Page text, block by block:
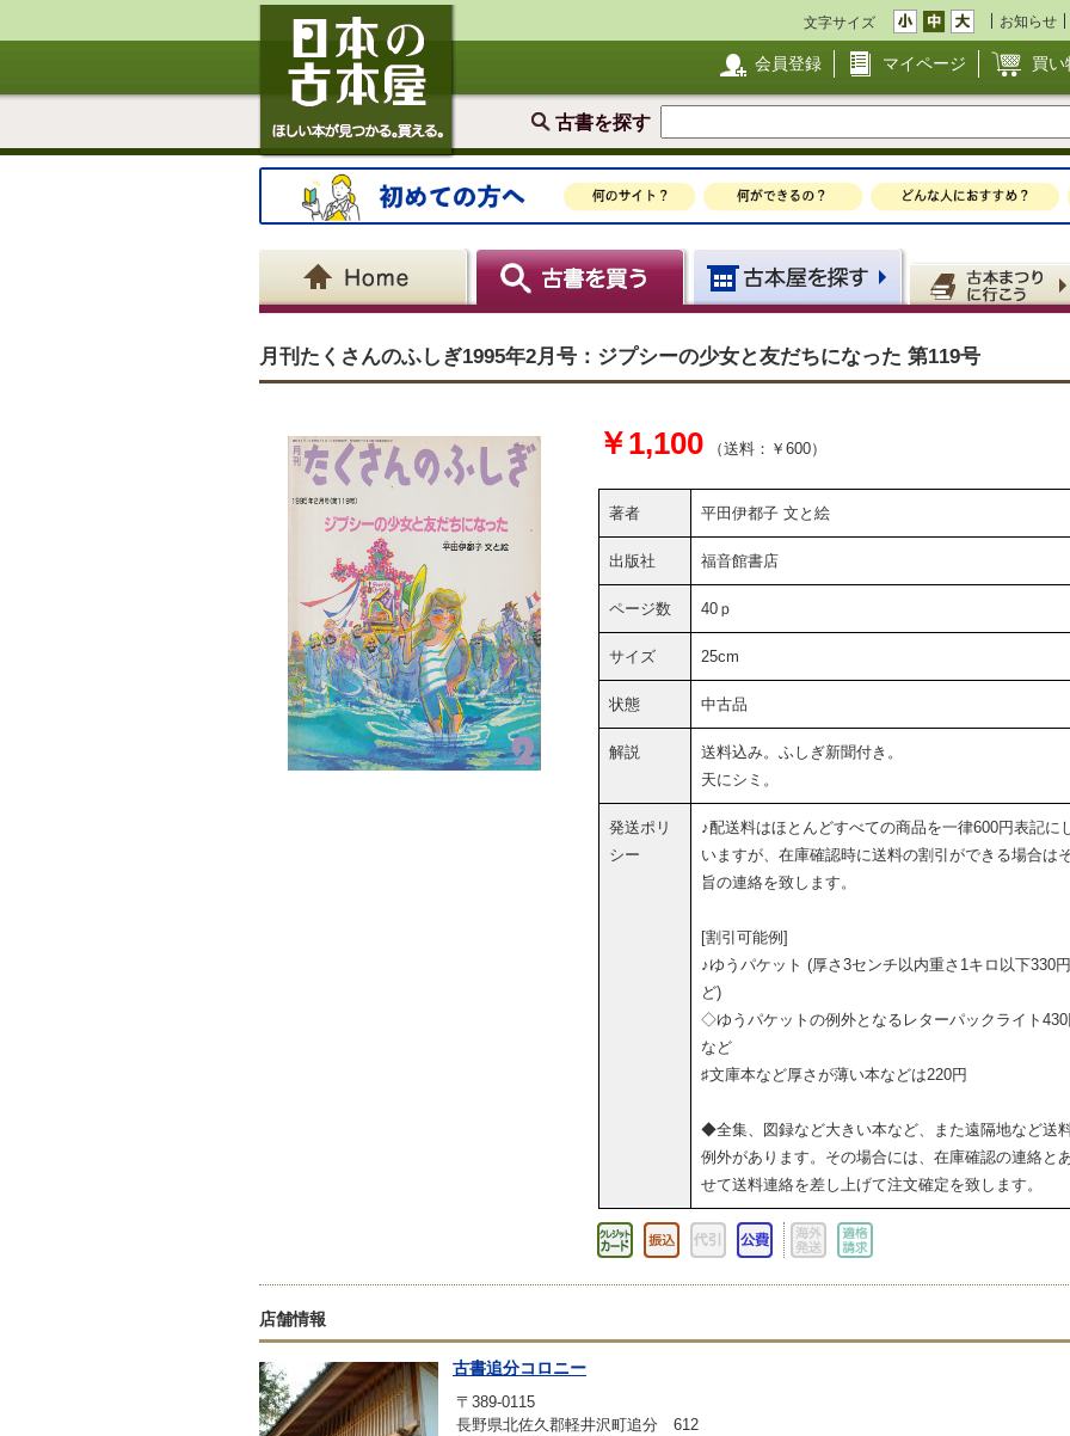
文字サイズ お知らせ
会員登録 マイページ 買い
古書を探す
月刊たくさんのふしぎ1995年2月号：ジプシーの少女と友だちになった 第119号
￥1,100 （送料：￥600）
著者 平田伊都子 文と絵
出版社 福音館書店
ページ数 40ｐ
サイズ 25cm
状態 中古品
解説
送料込み。ふしぎ新聞付き。
天にシミ。
発送ポリ
シー
♪配送料はほとんどすべての商品を一律600円表記に
いますが、在庫確認時に送料の割引ができる場合は
旨の連絡を致します。
[割引可能例]
♪ゆうパケット (厚さ3センチ以内重さ1キロ以下330
ど)
◇ゆうパケットの例外となるレターパックライト430
など
♯文庫本など厚さが薄い本などは220円
◆全集、図録など大きい本など、また遠隔地など送
例外があります。その場合には、在庫確認の連絡と
せて送料連絡を差し上げて注文確定を致します。
店舗情報
古書追分コロニー
〒389-0115
長野県北佐久郡軽井沢町追分 612